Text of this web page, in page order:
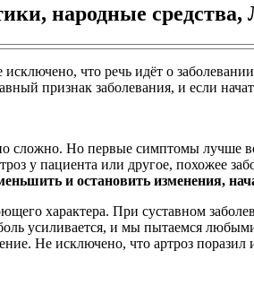
народные
что речь идёт о
признак заболевания, и если
сложно. Но первые симптомы лучше
у пациента или другое, похожее
и остановить изменения,
характера. При суставном
усиливается, и мы пытаемся
Не исключено, что артроз поразил